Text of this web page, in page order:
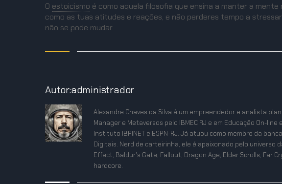
O estoicismo é como aquela filosofia que ensina a manter a
como as tuas atitudes e reações, e não perderes tempo a
não se pode mudar.
Autor:administrador
Alexandre Chaves da Silva é um empreendedor e analista
Manager e Metaversos pelo IBMEC RJ e em Educação On-
Instituto IBPINET e ESPN-RJ. Já atuou como membro da
Digitais. Nerd de carteirinha, ele é apaixonado pelo universo
Effect, Baldur's Gate, Fallout, Dragon Age, Elder Scrolls, Far
hardcore.